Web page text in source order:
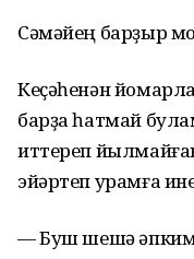
Сәмәйең барҙыр
Кеҫәһенән
барҙа һатмай
иттереп
эйәртеп урамға
— Буш шешә